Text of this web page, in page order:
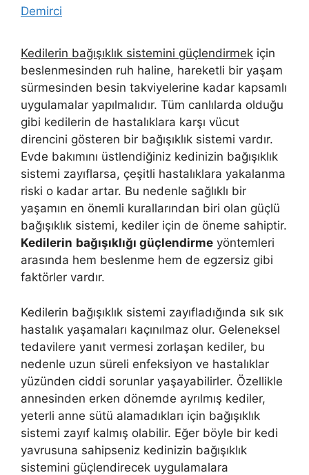
Demirci
Kedilerin bağışıklık sistemini güçlendirmek için
beslenmesinden ruh haline, hareketli bir yaşam
sürmesinden besin takviyelerine kadar kapsamlı
uygulamalar yapılmalıdır. Tüm canlılarda olduğu
gibi kedilerin de hastalıklara karşı vücut
direncini gösteren bir bağışıklık sistemi vardır.
Evde bakımını üstlendiğiniz kedinizin bağışıklık
sistemi zayıflarsa, çeşitli hastalıklara yakalanma
riski o kadar artar. Bu nedenle sağlıklı bir
yaşamın en önemli kurallarından biri olan güçlü
bağışıklık sistemi, kediler için de öneme sahiptir.
Kedilerin bağışıklığı güçlendirme yöntemleri
arasında hem beslenme hem de egzersiz gibi
faktörler vardır.
Kedilerin bağışıklık sistemi zayıfladığında sık sık
hastalık yaşamaları kaçınılmaz olur. Geleneksel
tedavilere yanıt vermesi zorlaşan kediler, bu
nedenle uzun süreli enfeksiyon ve hastalıklar
yüzünden ciddi sorunlar yaşayabilirler. Özellikle
annesinden erken dönemde ayrılmış kediler,
yeterli anne sütü alamadıkları için bağışıklık
sistemi zayıf kalmış olabilir. Eğer böyle bir kedi
yavrusuna sahipseniz kedinizin bağışıklık
sistemini güçlendirecek uygulamalara